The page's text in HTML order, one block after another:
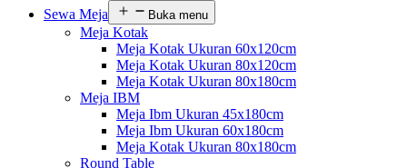
Sewa Meja
Buka menu
Meja Kotak
Meja Kotak Ukuran 60x120cm
Meja Kotak Ukuran 80x120cm
Meja Kotak Ukuran 80x180cm
Meja IBM
Meja Ibm Ukuran 45x180cm
Meja Ibm Ukuran 60x180cm
Meja Kotak Ukuran 80x180cm
Round Table